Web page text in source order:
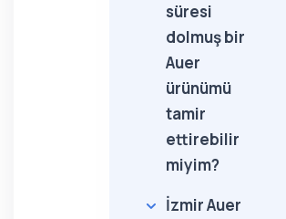
süresi
dolmuş bir
Auer
ürünümü
tamir
ettirebilir
miyim?
İzmir Auer